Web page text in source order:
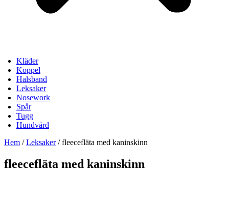
Kläder
Koppel
Halsband
Leksaker
Nosework
Spår
Tugg
Hundvård
Hem /Leksaker/ fleecefläta med kaninskinn
fleecefläta med kaninskinn